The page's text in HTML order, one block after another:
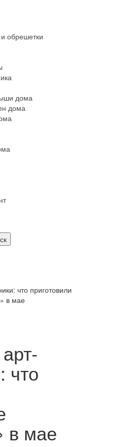
обрешетки
дома
дома
что приготовили
в мае
что
в мае